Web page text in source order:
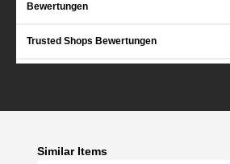
Bewertungen
Trusted Shops Bewertungen
Produktgalerie überspringen
Similar Items